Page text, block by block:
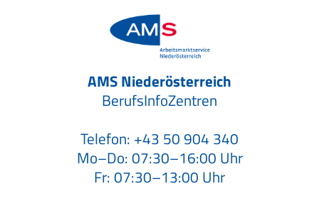
AMS Niederösterreich
BerufsInfoZentren
Telefon: +43 50 904 340
Mo–Do: 07:30–16:00 Uhr
Fr: 07:30–13:00 Uhr